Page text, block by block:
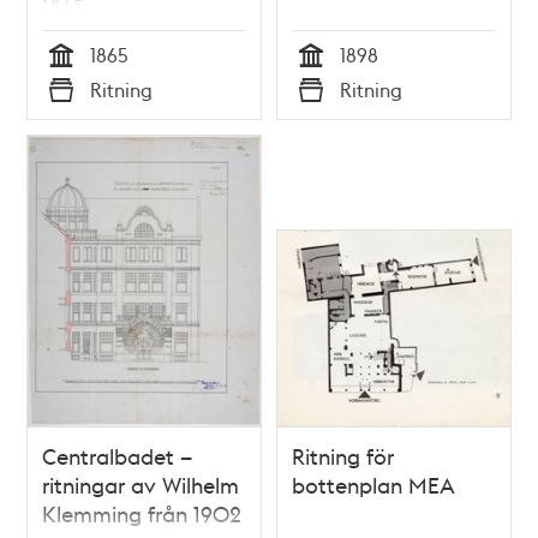
1865
Tid
1865
Typ
Ritning Tid
1898
Typ
Ritning
Centralbadet –
ritningar av Wilhelm
Klemming från 1902
Ritning för
bottenplan MEA